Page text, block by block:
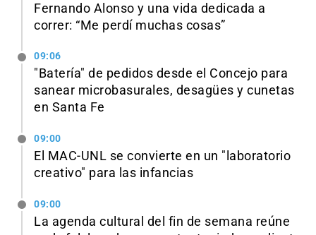
Fernando Alonso y una vida dedicada a
correr: “Me perdí muchas cosas”
09:06
"Batería" de pedidos desde el Concejo para
sanear microbasurales, desagües y cunetas
en Santa Fe
09:00
El MAC-UNL se convierte en un "laboratorio
creativo" para las infancias
09:00
La agenda cultural del fin de semana reúne